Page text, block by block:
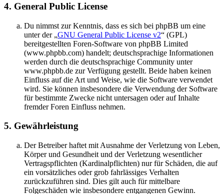
4. General Public License
Du nimmst zur Kenntnis, dass es sich bei phpBB um eine
unter der „GNU General Public License v2“ (GPL)
bereitgestellten Foren-Software von phpBB Limited
(www.phpbb.com) handelt; deutschsprachige Informationen
werden durch die deutschsprachige Community unter
www.phpbb.de zur Verfügung gestellt. Beide haben keinen
Einfluss auf die Art und Weise, wie die Software verwendet
wird. Sie können insbesondere die Verwendung der Software
für bestimmte Zwecke nicht untersagen oder auf Inhalte
fremder Foren Einfluss nehmen.
5. Gewährleistung
Der Betreiber haftet mit Ausnahme der Verletzung von Leben,
Körper und Gesundheit und der Verletzung wesentlicher
Vertragspflichten (Kardinalpflichten) nur für Schäden, die auf
ein vorsätzliches oder grob fahrlässiges Verhalten
zurückzuführen sind. Dies gilt auch für mittelbare
Folgeschäden wie insbesondere entgangenen Gewinn.